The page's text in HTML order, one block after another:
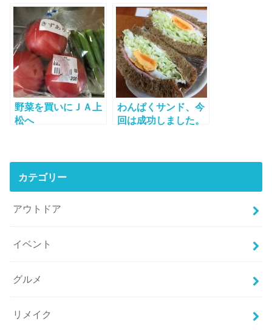
野菜を買いにＪＡ上
松へ
わんぱくサンド、今
回は成功しました。
カテゴリー
アウトドア
イベント
グルメ
リメイク